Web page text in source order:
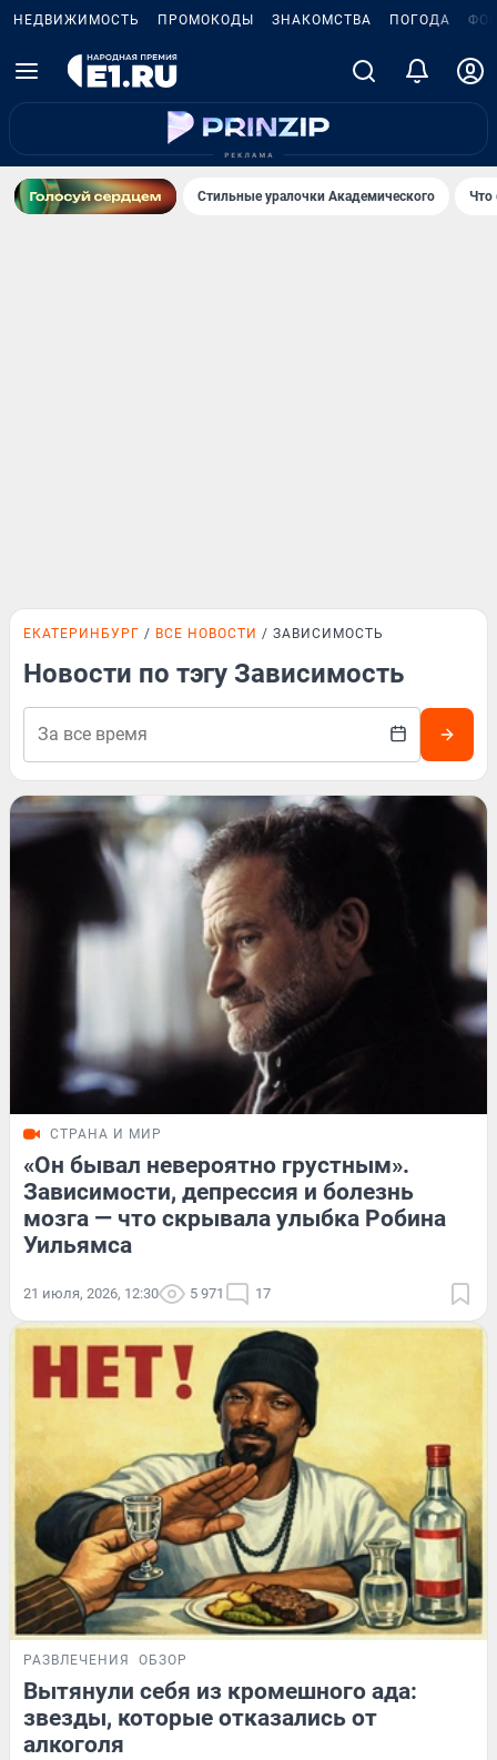
НЕДВИЖИМОСТЬ ПРОМОКОДЫ ЗНАКОМСТВА ПОГОДА
Стильные уралочки Академического Что
ЕКАТЕРИНБУРГ ВСЕ НОВОСТИ ЗАВИСИМОСТЬ
Новости по тэгу Зависимость
СТРАНА И МИР
«Он бывал невероятно грустным».
Зависимости, депрессия и болезнь
мозга — что скрывала улыбка Робина
Уильямса
21 июля, 2026, 12:30 5 971 17
РАЗВЛЕЧЕНИЯ ОБЗОР
Вытянули себя из кромешного ада:
звезды, которые отказались от
алкоголя